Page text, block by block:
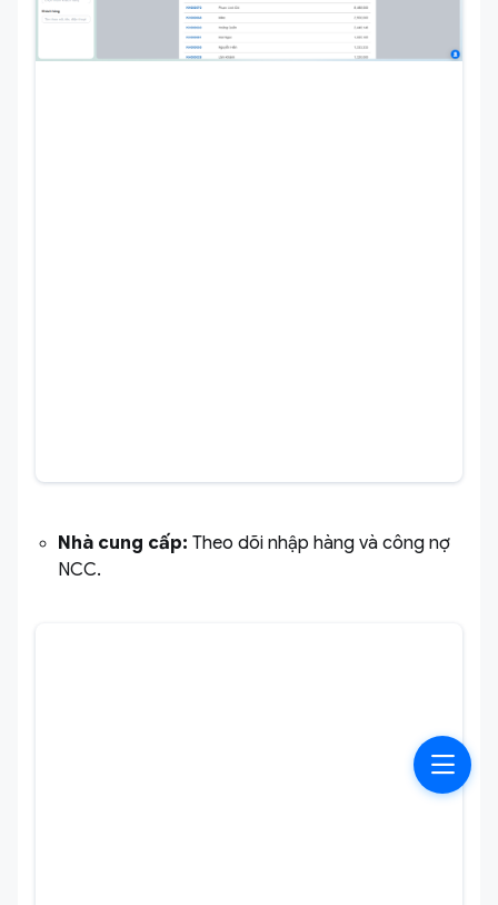
Nhà cung cấp: Theo dõi nhập hàng và công nợ
NCC.